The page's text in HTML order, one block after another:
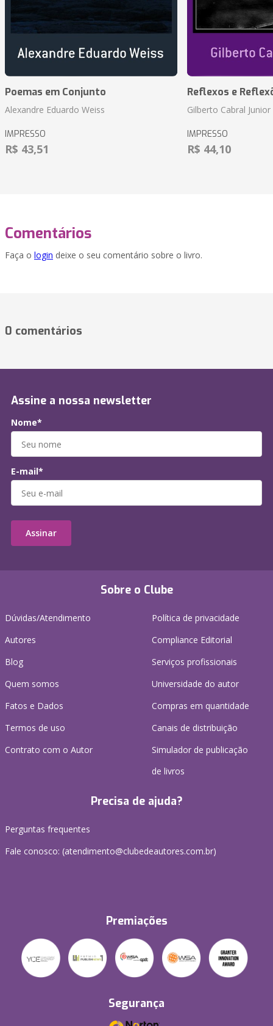
Poemas em Conjunto
Alexandre Eduardo Weiss
IMPRESSO
R$ 43,51
Reflexos e
Gilberto Cabral Junior
IMPRESSO
R$ 44,10
Comentários
Faça o login deixe o seu comentário sobre o livro.
0 comentários
Sobre o Clube
Dúvidas/Atendimento
Autores
Blog
Quem somos
Fatos e Dados
Termos de uso
Contrato com o Autor
Política de privacidade
Compliance Editorial
Serviços profissionais
Universidade do autor
Compras em quantidade
Canais de distribuição
Simulador de publicação
de livros
Precisa de ajuda?
Perguntas frequentes
Fale conosco: (atendimento@clubedeautores.com.br)
Premiações
Segurança
Assine a nossa newsletter
Nome*
E-mail*
Assinar